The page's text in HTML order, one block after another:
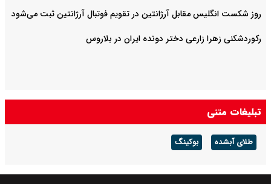
روز شکست انگلیس مقابل آرژانتین در تقویم فوتبال آرژانتین ثبت می‌شود
رکوردشکنی زهرا زارعی دختر دونده ایران در بلاروس
تبلیغات متنی
طلای آبشده بوکینگ